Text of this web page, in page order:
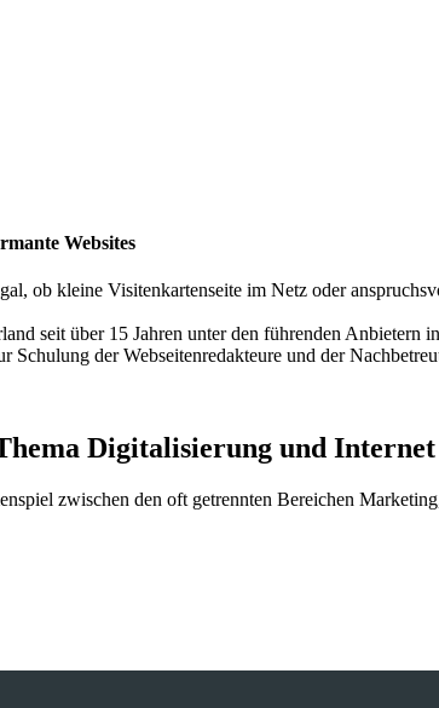
Websites
ob kleine Visitenkartenseite im Netz oder
seit über 15 Jahren unter den führenden Anbietern
der Webseitenredakteure und der
Digitalisierung und Internet
zwischen den oft getrennten Bereichen